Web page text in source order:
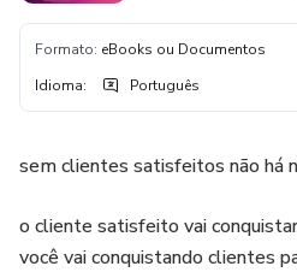
Formato: eBooks ou Documentos
Idioma: Português
sem clientes satisfeitos não há
o cliente satisfeito vai
você vai conquistando clientes